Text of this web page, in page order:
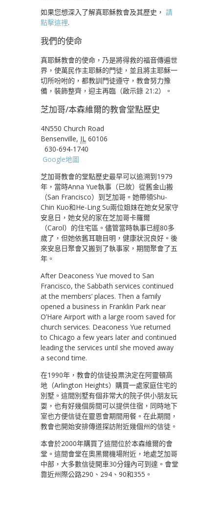
如果您想深入了解真耶穌教會及其歷史， 請
點擊這裡.
我們的使命
真耶穌教會的使命，乃是將得救的福音傳遍世
界，使萬民作主耶穌的門徒，並且將主耶穌一
切所吩咐的，都教訓門徒遵守，教會努力豫
備，裝飾整齊，迎主再臨（啟示錄 21:2）。
芝加哥/本森維爾的教會堂點歷史
4N550 Church Road
Bensenville, IL 60106
630-694-1740
Google地圖
芝加哥教會的堂點歷史最早可以追溯到1979
年，當時Anna Yue執事（已故）從舊金山搬
（San Francisco）到芝加哥。她帶領Shu-
Chin Kuo和He-Ling Su兩位姐妹在她女兒家守
安息日，她女兒的家在芝加哥卡羅爾
（Carol）的住宅區。儘管當時執事已經80多
歲了，但她依舊耳聰目明，健康狀況良好。後
來安息日聚會又搬到了執事家，期間聚會了五
年。
After Deaconess Yue moved to San
Francisco, the Sabbath services continued
at the members’ places. Then a family
opened a business in Franklin Park near
O’Hare Airport with a large room saved for
church services. Deaconess Yue returned
to Chicago a few years later and continued
leading the services until she moved away
a second time.
在1990年，教會的信徒投票決定在阿靈頓高
地（Arlington Heights）購買一處家庭住宅的
別墅。這間別墅有個非常大的院子供小朋友玩
耍，也有好幾個房間可以提供住宿，同時地下
室也方便信徒在靈恩會期間用餐。在此期間，
教會也開始安排傳道探訪附近幾個州的信徒。
本會於2000年購買了這間位於本森維爾的會
堂。這間會堂在奧黑爾機場附近，地處芝加哥
中部，大多數信徒開車30分鐘內可到達。會堂
靠近州際公路290、294、90和355。